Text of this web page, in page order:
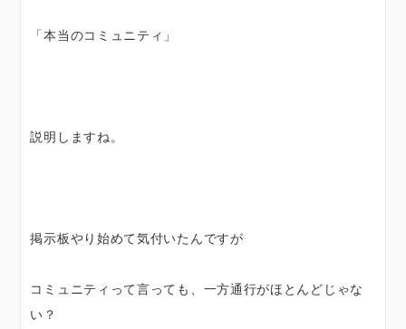
「本当のコミュニティ」
説明しますね。
掲示板やり始めて気付いたんですが
コミュニティって言っても、一方通行がほとんどじゃな
い？